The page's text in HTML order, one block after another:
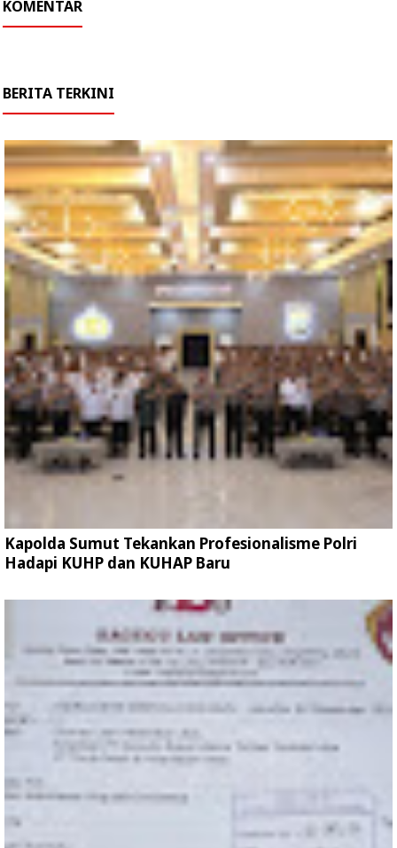
KOMENTAR
BERITA TERKINI
Kapolda Sumut Tekankan Profesionalisme Polri
Hadapi KUHP dan KUHAP Baru